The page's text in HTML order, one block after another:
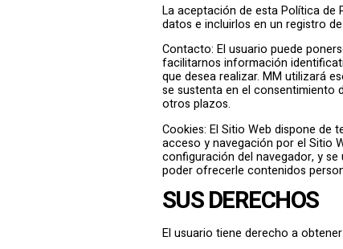
La aceptación de esta Política de
datos e incluirlos en un registro
Contacto: El usuario puede
facilitarnos información
que desea realizar. MM utilizará
se sustenta en el consentimiento
otros plazos.
Cookies: El Sitio Web dispone de
acceso y navegación por el Sitio
configuración del navegador, y
poder ofrecerle contenidos
SUS DERECHOS
El usuario tiene derecho a